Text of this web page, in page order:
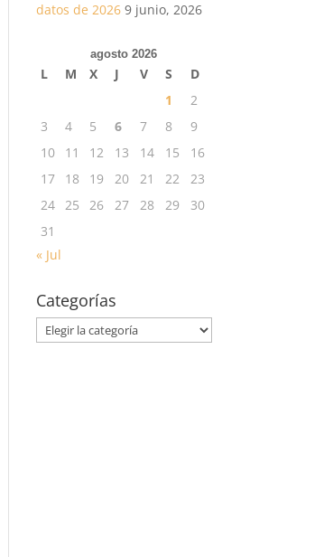
datos de 2026 9 junio, 2026
agosto 2026
L M X J V S
D
1
2
3
4 5 6 7 8
9
10
11 12 13 14 15
16
17
18 19 20 21 22
23
24 25 26 27 28 29
30
31
« Jul
Categorías
Categorías